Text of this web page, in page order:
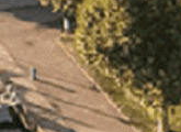
Cliquez pour éditer